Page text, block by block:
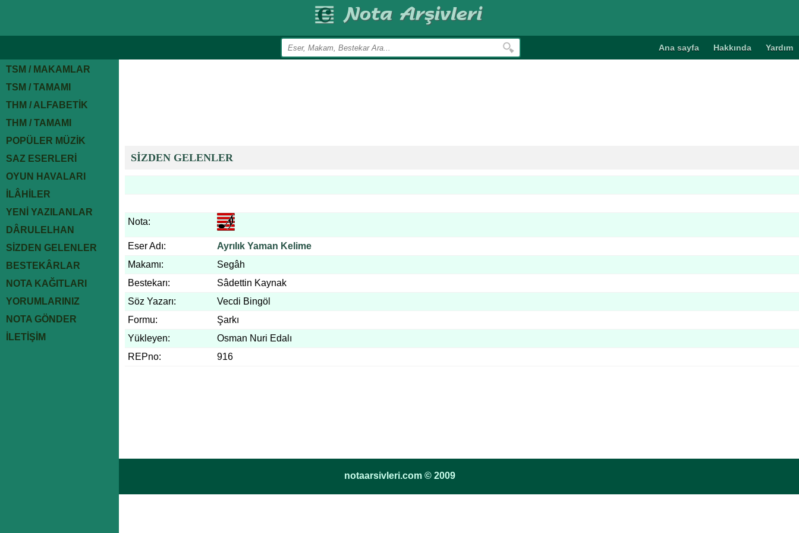
Ana sayfa Hakkında Yardım
TSM / MAKAMLAR
TSM / TAMAMI
THM / ALFABETİK
THM / TAMAMI
POPÜLER MÜZİK
SAZ ESERLERİ
OYUN HAVALARI
İLÂHİLER
YENİ YAZILANLAR
DÂRULELHAN
SİZDEN GELENLER
BESTEKÂRLAR
NOTA KAĞITLARI
YORUMLARINIZ
NOTA GÖNDER
İLETİŞİM
SİZDEN GELENLER
Nota:
Eser Adı:
Ayrılık Yaman Kelime
Makamı:
Segâh
Bestekarı:
Sâdettin Kaynak
Söz Yazarı:
Vecdi Bingöl
Formu:
Şarkı
Yükleyen:
Osman Nuri Edalı
REPno:
916
notaarsivleri.com © 2009